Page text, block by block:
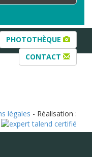
PHOTOTHÈQUE
CONTACT
légales - Réalisation :